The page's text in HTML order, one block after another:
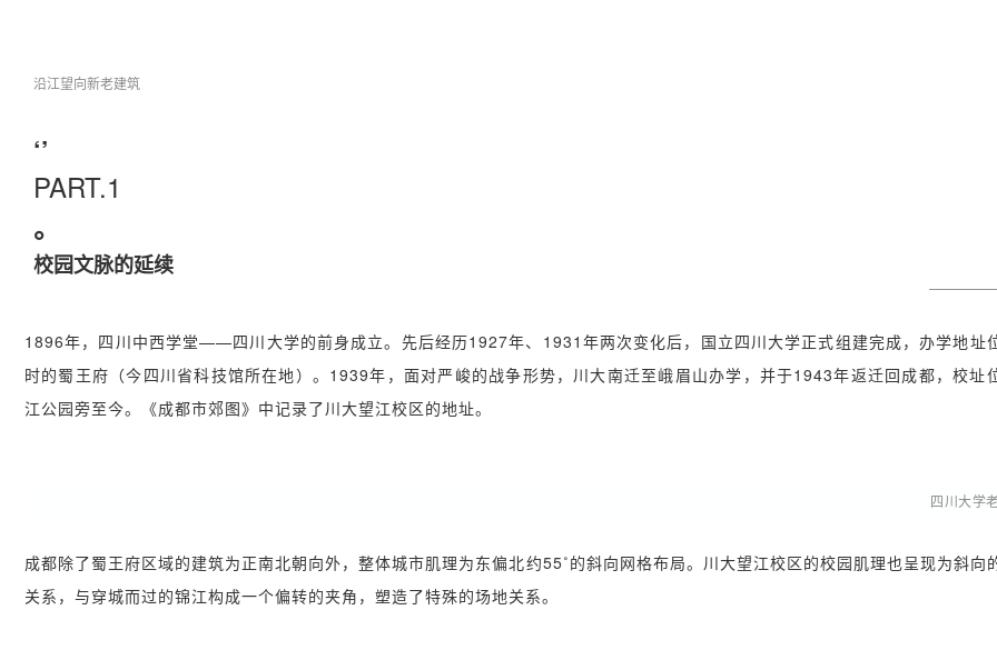
沿江望向新老建筑
‘’
PART.1
。
校园文脉的延续
1896年，四川中西学堂——四川大学的前身成立。先后经历1927年、1931年两次变化后，国立四川大学正式组建完成，办学地址
时的蜀王府（今四川省科技馆所在地）。1939年，面对严峻的战争形势，川大南迁至峨眉山办学，并于1943年返迁回成都，校址
江公园旁至今。《成都市郊图》中记录了川大望江校区的地址。
四川大学
成都除了蜀王府区域的建筑为正南北朝向外，整体城市肌理为东偏北约55˚的斜向网格布局。川大望江校区的校园肌理也呈现为斜向
关系，与穿城而过的锦江构成一个偏转的夹角，塑造了特殊的场地关系。